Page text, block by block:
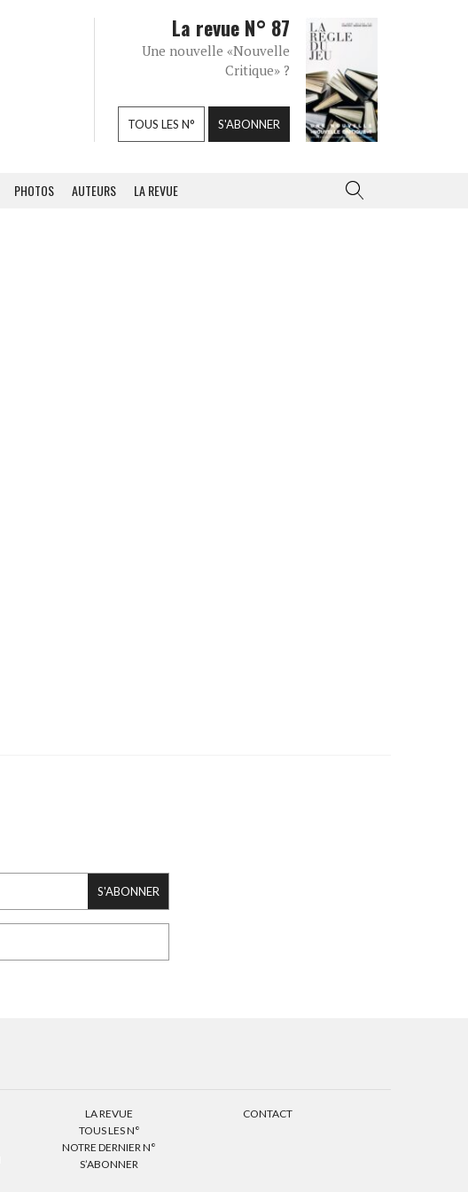
La revue N° 87
Une nouvelle «Nouvelle
Critique» ?
TOUS LES N° S'ABONNER
PHOTOS AUTEURS LA REVUE
S'ABONNER
LA REVUE
TOUS LES N°
NOTRE DERNIER N°
S’ABONNER
CONTACT